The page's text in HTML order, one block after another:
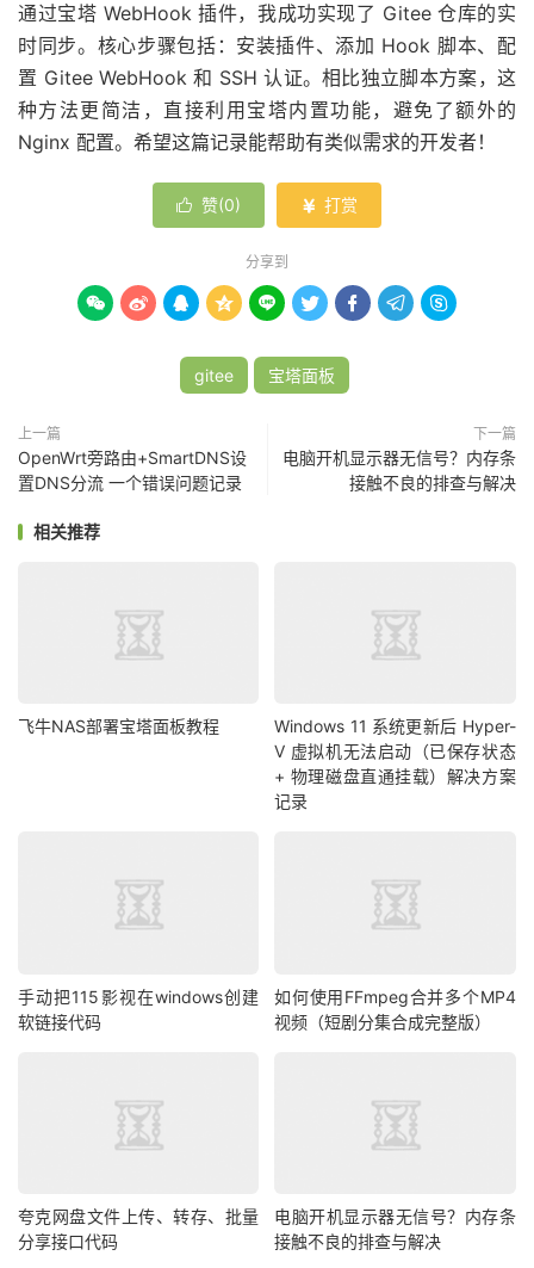
通过宝塔 WebHook 插件，我成功实现了 Gitee 仓库的实
时同步。核心步骤包括：安装插件、添加 Hook 脚本、配
置 Gitee WebHook 和 SSH 认证。相比独立脚本方案，这
种方法更简洁，直接利用宝塔内置功能，避免了额外的
Nginx 配置。希望这篇记录能帮助有类似需求的开发者！
 赞(0)  打赏
分享到
        
gitee 宝塔面板
上一篇
OpenWrt旁路由+SmartDNS设
置DNS分流 一个错误问题记录
下一篇
电脑开机显示器无信号？内存条
接触不良的排查与解决
相关推荐
飞牛NAS部署宝塔面板教程
Windows 11 系统更新后 Hyper-
V 虚拟机无法启动（已保存状态
+ 物理磁盘直通挂载）解决方案
记录
手动把115影视在windows创建
软链接代码
如何使用FFmpeg合并多个MP4
视频（短剧分集合成完整版）
夸克网盘文件上传、转存、批量
分享接口代码
电脑开机显示器无信号？内存条
接触不良的排查与解决